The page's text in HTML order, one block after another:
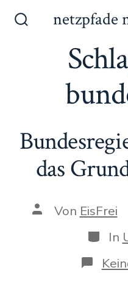
Inhalt
ein-/ausblenden
netzpfade
das
AutorVon EisFrei
In